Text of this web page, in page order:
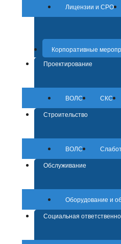
Лицензии и СРО
Корпоративные
Проектирование
ВОЛС СКС
Строительство
ВОЛС
Обслуживание
Оборудование и
Социальная